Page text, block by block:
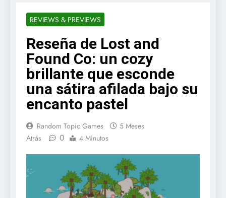
REVIEWS & PREVIEWS
Reseña de Lost and
Found Co: un cozy
brillante que esconde
una sátira afilada bajo su
encanto pastel
Random Topic Games
5 Meses
Atrás
0 4 Minutos